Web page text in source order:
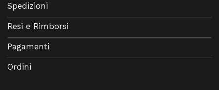
Spedizioni
Resi e Rimborsi
Pagamenti
Ordini